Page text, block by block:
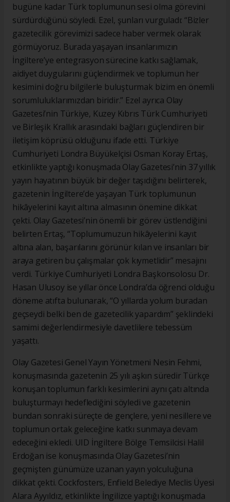
bugüne kadar Türk toplumunun sesi olma görevini
sürdürdüğünü söyledi. Ezel, şunları vurguladı: “Bizler
gazetecilik görevimizi sadece haber vermek olarak
görmüyoruz. Burada yaşayan insanlarımızın
İngiltere’ye entegrasyon sürecine katkı sağlamak,
aidiyet duygularını güçlendirmek ve toplumun her
kesimini doğru bilgilerle buluşturmak bizim en önemli
sorumluluklarımızdan biridir.” Ezel ayrıca Olay
Gazetesi’nin Türkiye, Kuzey Kıbrıs Türk Cumhuriyeti
ve Birleşik Krallık arasındaki bağları güçlendiren bir
iletişim köprüsü olduğunu ifade etti. Türkiye
Cumhuriyeti Londra Büyükelçisi Osman Koray Ertaş,
etkinlikte yaptığı konuşmada Olay Gazetesi’nin 37 yıllık
yayın hayatının büyük bir değer taşıdığını belirterek,
gazetenin İngiltere’de yaşayan Türk toplumunun
hikâyelerini kayıt altına almasının önemine dikkat
çekti. Olay Gazetesi’nin önemli bir görev üstlendiğini
belirten Ertaş, “Toplumumuzun hikâyelerini kayıt
altına alan, başarılarını görünür kılan ve insanları bir
araya getiren bu çalışmalar çok kıymetlidir” mesajını
verdi. Türkiye Cumhuriyeti Londra Başkonsolosu Dr.
Hasan Ulusoy ise yıllar önce Londra’da öğrenci olduğu
döneme atıfta bulunarak, “O yıllarda yolum buradan
geçseydi belki ben de gazetecilik yapardım” şeklindeki
samimi değerlendirmesiyle davetlilere tebessüm
yaşattı.
Olay Gazetesi Genel Yayın Yönetmeni Nesin Fehmi,
konuşmasında gazetenin 25 yılı aşkın süredir Türkçe
konuşan toplumun farklı kesimlerini aynı çatı altında
buluşturmayı hedeflediğini söyledi ve gazetenin
bundan sonraki süreçte de gençlere, yeni nesillere ve
toplumun ortak geleceğine katkı sunmaya devam
edeceğini ekledi. UID İngiltere Bölge Temsilcisi Halil
Erdoğan ise konuşmasında Olay Gazetesi’nin
geçmişten günümüze uzanan yayın yolculuğuna
dikkat çekti. Cockfosters, Enfield Belediye Meclis Üyesi
Alara Ayyıldız, etkinlikte İngilizce yaptığı konuşmada